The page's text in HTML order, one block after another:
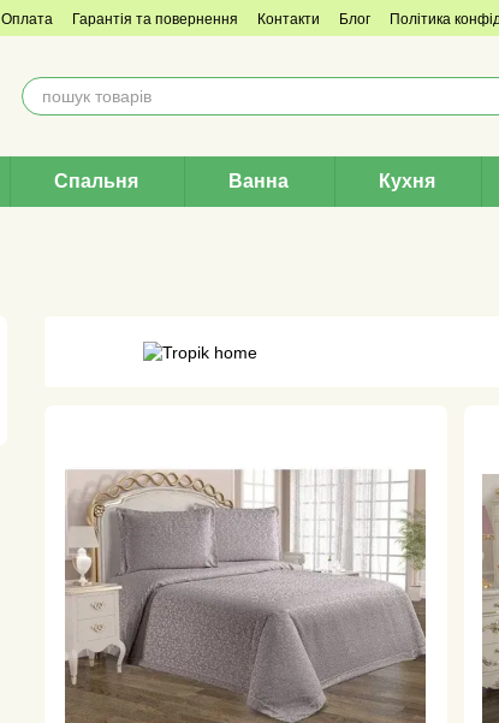
Оплата Гарантія та повернення Контакти Блог Політика
Спальня Ванна Кухня